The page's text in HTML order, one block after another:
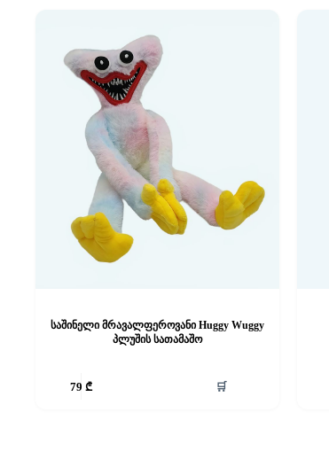
საშინელი მრავალფეროვანი Huggy Wuggy
პლუშის სათამაშო
79₾ 🛒